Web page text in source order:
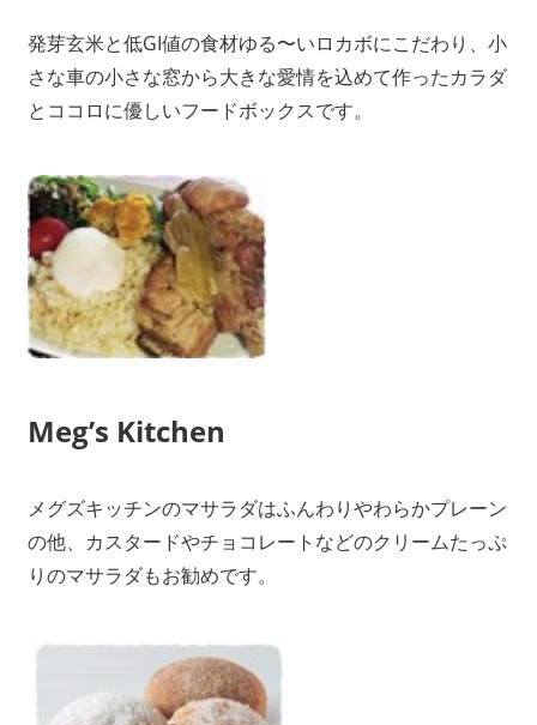
発芽玄米と低GI値の食材ゆる〜いロカボにこだわり、小
さな車の小さな窓から大きな愛情を込めて作ったカラダ
とココロに優しいフードボックスです。
Meg’s Kitchen
メグズキッチンのマサラダはふんわりやわらかプレーン
の他、カスタードやチョコレートなどのクリームたっぷ
りのマサラダもお勧めです。